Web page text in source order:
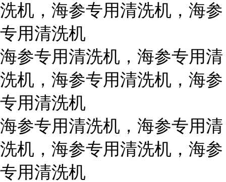
洗机，海参专用清洗机，海参
专用清洗机
海参专用清洗机，海参专用清
洗机，海参专用清洗机，海参
专用清洗机
海参专用清洗机，海参专用清
洗机，海参专用清洗机，海参
专用清洗机